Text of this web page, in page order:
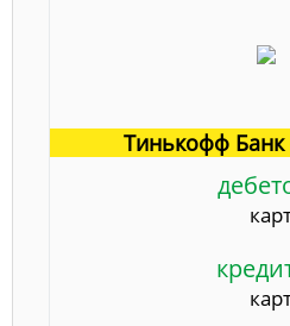
Тинькофф Банк